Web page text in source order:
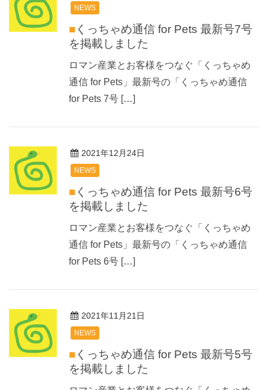
NEWS
■くっちゃめ通信 for Pets 最新号7号
を掲載しました
ロマン産業とお客様をつなぐ「くっちゃめ
通信 for Pets」最新号の「くっちゃめ通信
for Pets 7号 […]
2021年12月24日
NEWS
■くっちゃめ通信 for Pets 最新号6号
を掲載しました
ロマン産業とお客様をつなぐ「くっちゃめ
通信 for Pets」最新号の「くっちゃめ通信
for Pets 6号 […]
2021年11月21日
NEWS
■くっちゃめ通信 for Pets 最新号5号
を掲載しました